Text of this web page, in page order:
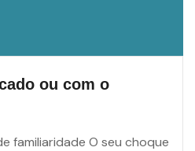
ou com o
familiaridade O seu choque